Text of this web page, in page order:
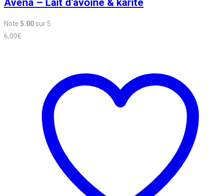
Avena – Lait d’avoine & karité
Note 5.00sur 5
6,00€